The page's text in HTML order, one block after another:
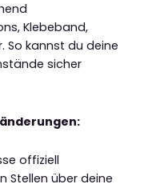
Klebeband,
So kannst du deine
sicher
offiziell
Stellen über deine